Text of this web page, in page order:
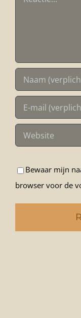
Bewaar mijn
browser voor de